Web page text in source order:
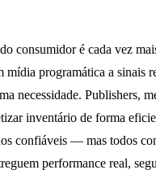
consumidor é cada vez
mídia programática a sinais
necessidade. Publishers,
inventário de forma
confiáveis — mas todos
performance real,